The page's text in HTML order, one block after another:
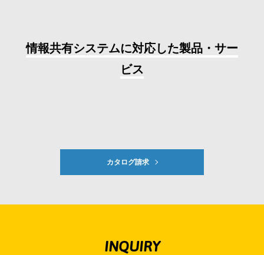
情報共有システムに対応した製品・サー
ビス
カタログ請求
INQUIRY